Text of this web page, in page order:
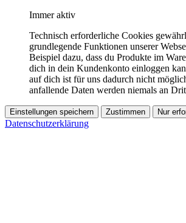
Immer aktiv
Technisch erforderliche Cookies
grundlegende Funktionen unserer
Beispiel dazu, dass du Produkte im
dich in dein Kundenkonto einloggen
auf dich ist für uns dadurch nicht
anfallende Daten werden niemals an
Einstellungen speichern Zustimmen Nur
Datenschutzerklärung